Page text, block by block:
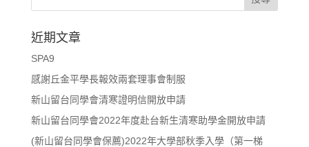
近期文章
SPA9
感謝丘金平學長報效兩套理事會制服
新山留台同學會清寒證明信開放申請
新山留台同學會2022年度赴台新生清寒助學金開放申請
(新山留台同學會保薦)2022年大學部秋季入學（第一梯